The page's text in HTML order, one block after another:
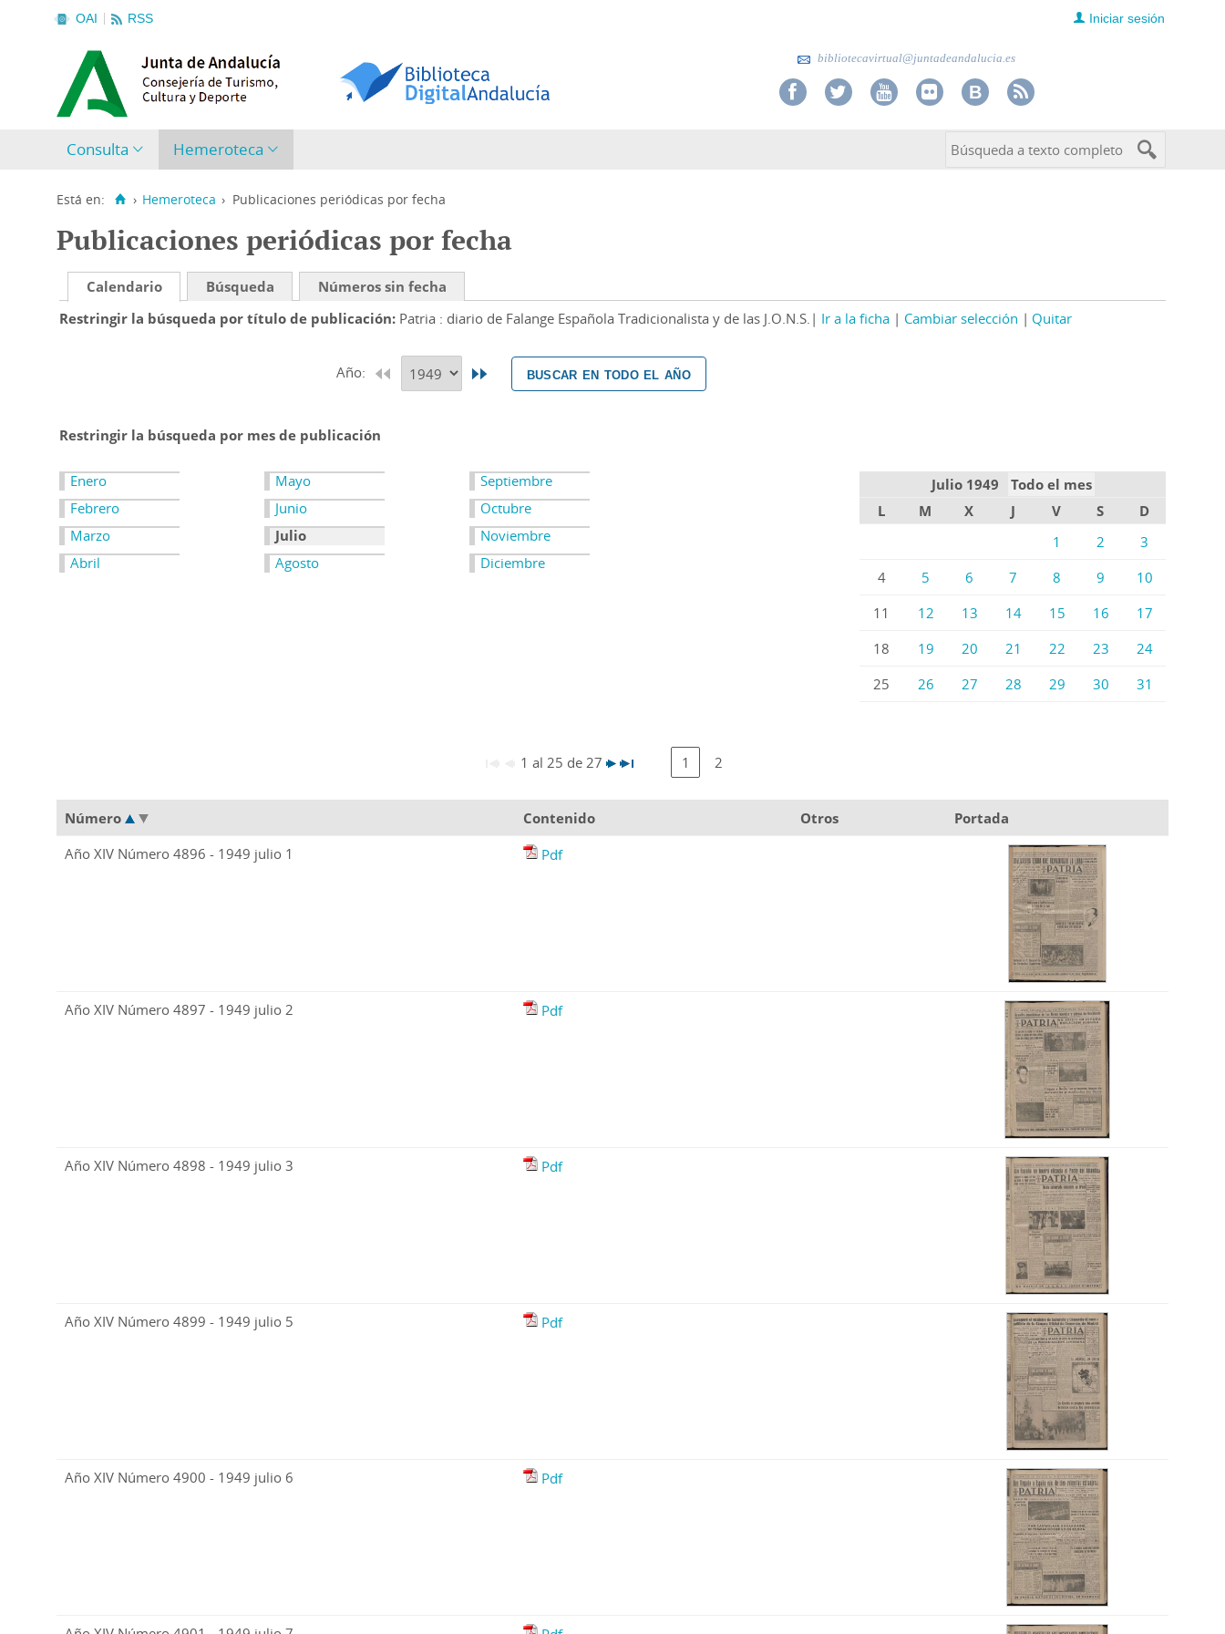
OAI RSS Iniciar sesión
bibliotecavirtual@juntadeandalucia.es
Consulta Hemeroteca
Está en: › Hemeroteca › Publicaciones periódicas por fecha
Publicaciones periódicas por fecha
Calendario Búsqueda
Números sin fecha
Restringir la búsqueda por título de publicación Patria : diario de Falange Española Tradicionalista y de las J.O.N.S. Ir a la ficha Cambiar selección Quitar
Año: buscar en todo el año
Restringir la búsqueda por mes de publicación
Enero
Febrero
Marzo
Abril
Mayo
Junio
Julio
Agosto
Septiembre
Octubre
Noviembre
Diciembre
Julio 1949
Todo el mes
L
M X J V S
D
1
2
3
4
5 6 7 8 9
10
11
12 13 14 15 16
17
18
19 20 21 22 23
24
25
26 27 28 29 30 31
1 al 25 de 27 1 2
Número Contenido Otros
Portada
Año XIV Número 4896 - 1949 julio 1
Pdf
Año XIV Número 4897 - 1949 julio 2 Pdf
Año XIV Número 4898 - 1949 julio 3 Pdf
Año XIV Número 4899 - 1949 julio 5 Pdf
Año XIV Número 4900 - 1949 julio 6 Pdf